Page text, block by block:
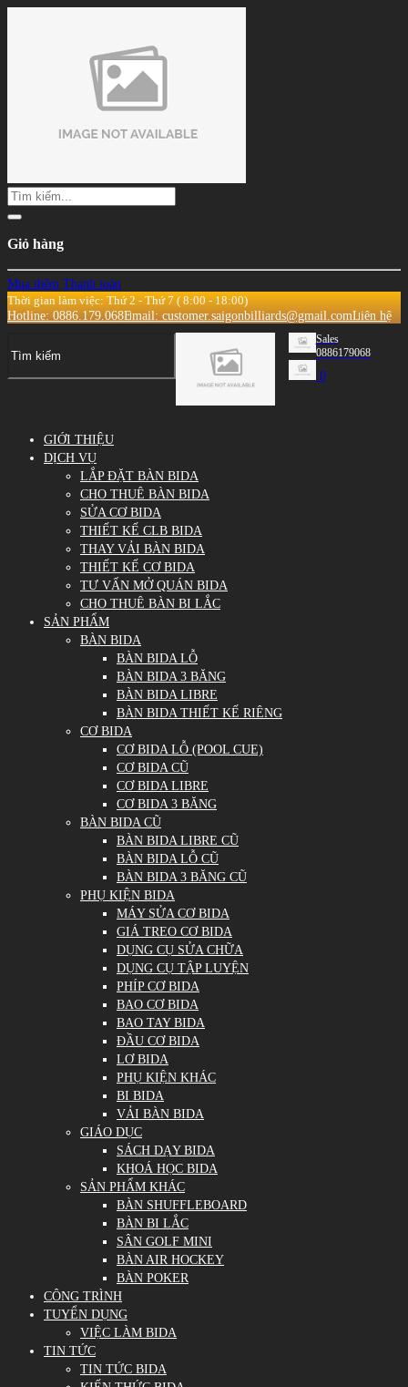
Giỏ hàng
Mua thêm Thanh toán
Thời gian làm việc: Thứ 2 - Thứ 7 ( 8:00 - 18:00)
Hotline: 0886.179.068Email: customer.saigonbilliards@gmail.comLiên hệ
Sales
0886179068
0
GIỚI THIỆU
DỊCH VỤ
LẮP ĐẶT BÀN BIDA
CHO THUÊ BÀN BIDA
SỬA CƠ BIDA
THIẾT KẾ CLB BIDA
THAY VẢI BÀN BIDA
THIẾT KẾ CƠ BIDA
TƯ VẤN MỞ QUÁN BIDA
CHO THUÊ BÀN BI LẮC
SẢN PHẨM
BÀN BIDA
BÀN BIDA LỖ
BÀN BIDA 3 BĂNG
BÀN BIDA LIBRE
BÀN BIDA THIẾT KẾ RIÊNG
CƠ BIDA
CƠ BIDA LỖ (POOL CUE)
CƠ BIDA CŨ
CƠ BIDA LIBRE
CƠ BIDA 3 BĂNG
BÀN BIDA CŨ
BÀN BIDA LIBRE CŨ
BÀN BIDA LỖ CŨ
BÀN BIDA 3 BĂNG CŨ
PHỤ KIỆN BIDA
MÁY SỬA CƠ BIDA
GIÁ TREO CƠ BIDA
DỤNG CỤ SỬA CHỮA
DỤNG CỤ TẬP LUYỆN
PHÍP CƠ BIDA
BAO CƠ BIDA
BAO TAY BIDA
ĐẦU CƠ BIDA
LƠ BIDA
PHỤ KIỆN KHÁC
BI BIDA
VẢI BÀN BIDA
GIÁO DỤC
SÁCH DẠY BIDA
KHOÁ HỌC BIDA
SẢN PHẨM KHÁC
BÀN SHUFFLEBOARD
BÀN BI LẮC
SÂN GOLF MINI
BÀN AIR HOCKEY
BÀN POKER
CÔNG TRÌNH
TUYỂN DỤNG
VIỆC LÀM BIDA
TIN TỨC
TIN TỨC BIDA